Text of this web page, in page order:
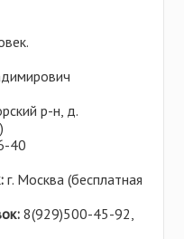
р-н, д.
40
г. Москва (бесплатная
8(929)500-45-92,